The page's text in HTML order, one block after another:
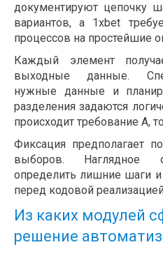
документируют цепочку
вариантов, а 1xbet
процессов на простейшие
Каждый элемент
выходные данные.
нужные данные и
разделения задаются
происходит требование А,
Фиксация предполагает
выборов. Наглядное
определить лишние шаги
перед кодовой
Из каких модулей
решение